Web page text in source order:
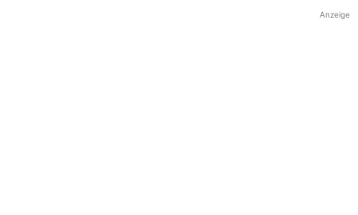
Anzeige